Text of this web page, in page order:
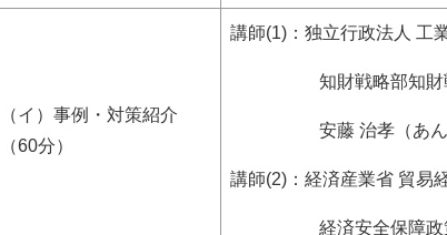
（イ）事例・対策紹介
（60分）
講師(1)：独立行政法人 工
知財戦略部知財戦
安藤 治孝（あんど
講師(2)：経済産業省 貿易
経済安全保障政策課